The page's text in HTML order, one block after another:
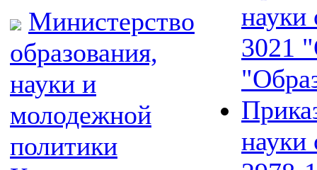
Министерство
образования,
науки и
молодежной
политики
науки
3021
науки